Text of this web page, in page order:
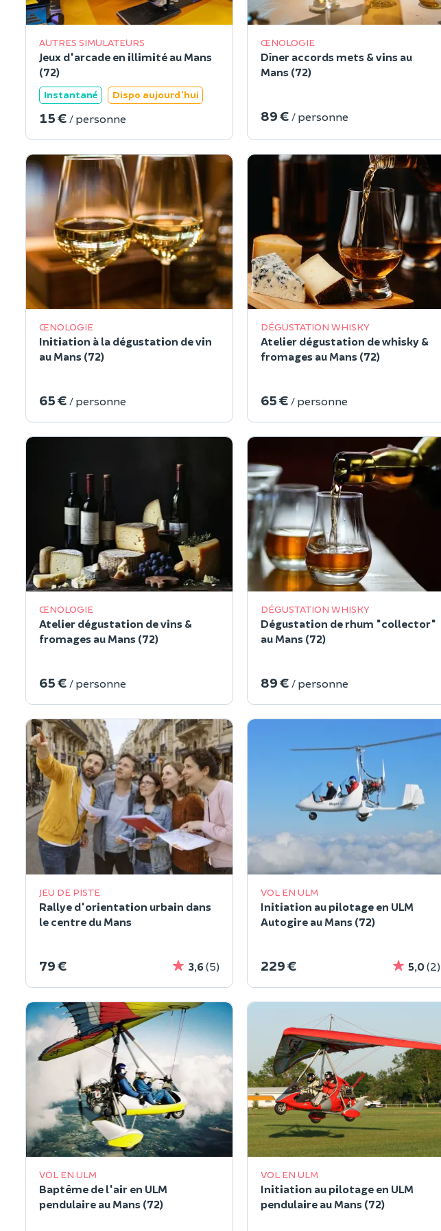
AUTRES SIMULATEURS
Jeux d'arcade en illimité au Mans
(72)
Instantané Dispo aujourd'hui
15 € / personne
ŒNOLOGIE
Dîner accords mets & vins au
Mans (72)
89 € / personne
ŒNOLOGIE
Initiation à la dégustation de vin
au Mans (72)
65 € / personne
DÉGUSTATION WHISKY
Atelier dégustation de whisky &
fromages au Mans (72)
65 € / personne
ŒNOLOGIE
Atelier dégustation de vins &
fromages au Mans (72)
65 € / personne
DÉGUSTATION WHISKY
Dégustation de rhum "collector"
au Mans (72)
89 € / personne
JEU DE PISTE
Rallye d'orientation urbain dans
le centre du Mans
79 € 3,6(5)
VOL EN ULM
Initiation au pilotage en ULM
Autogire au Mans (72)
229 € 5,0(2)
VOL EN ULM
Baptême de l'air en ULM
pendulaire au Mans (72)
VOL EN ULM
Initiation au pilotage en ULM
pendulaire au Mans (72)